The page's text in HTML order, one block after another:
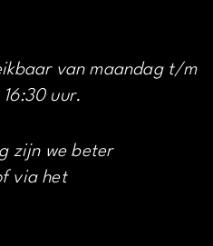
van maandag t/m
uur.
zijn we beter
via het